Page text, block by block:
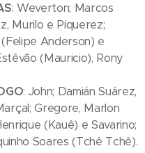
: Weverton; Marcos
Murilo e Piquerez;
Anderson) e
(Mauricio), Rony
: John; Damián Suárez,
Gregore, Marlon
(Kauê) e Savarino;
Soares (Tchê Tchê).